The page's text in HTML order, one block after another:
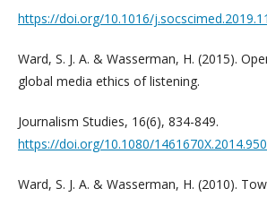
https://doi.org/10.1016/
Ward, S. J. A. & Wasserman, H. (2015).
global media ethics of listening.
Journalism Studies, 16(6), 834-849.
https://doi.org/10.1080/
Ward, S. J. A. & Wasserman, H. (2010).